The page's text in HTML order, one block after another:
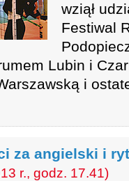
wziął
Festiwal
Lubin i
i
za angielski i
r., godz. 17.41)